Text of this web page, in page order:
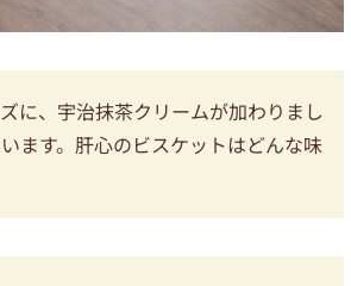
に、宇治抹茶クリームが加わりまし
ます。肝心のビスケットはどんな味